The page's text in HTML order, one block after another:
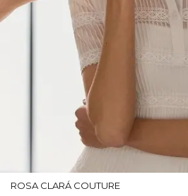
ROSA CLARÁ COUTURE